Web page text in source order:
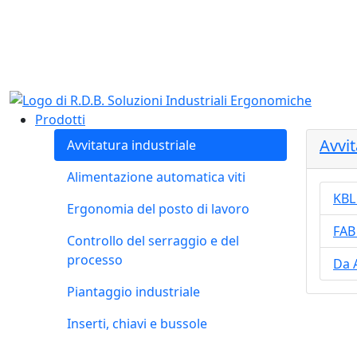
Salta al contenuto principale
Prodotti
Avvitatura industriale
Alimentazione automatica viti
Ergonomia del posto di lavoro
Controllo del serraggio e del
processo
Piantaggio industriale
Inserti, chiavi e bussole
Da